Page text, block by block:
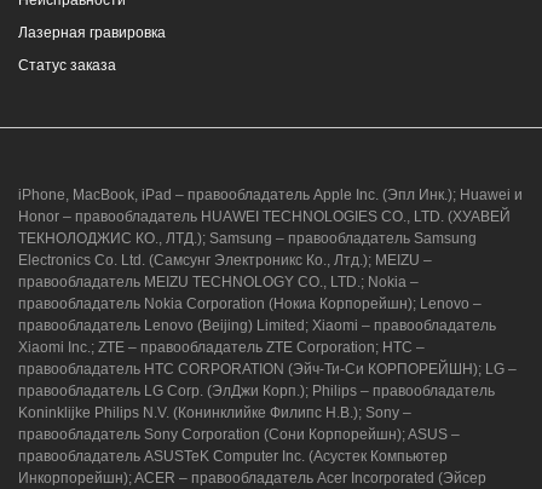
г. Новороссийск, ул. Героев Десантников,
г. Новороссийск, ул. Героев Десантников,
2/3
8 (964) 914-44-74(с 9:00 до 20:00)
Лазерная гравировка
Статус заказа
iPhone, MacBook, iPad – правообладатель Apple Inc. (Эпл Инк.); Huawei и
Honor – правообладатель HUAWEI TECHNOLOGIES CO., LTD. (ХУАВЕЙ
ТЕКНОЛОДЖИС КО., ЛТД.); Samsung – правообладатель Samsung
Electronics Co. Ltd. (Самсунг Электроникс Ко., Лтд.); MEIZU –
правообладатель MEIZU TECHNOLOGY CO., LTD.; Nokia –
правообладатель Nokia Corporation (Нокиа Корпорейшн); Lenovo –
правообладатель Lenovo (Beijing) Limited; Xiaomi – правообладатель
Xiaomi Inc.; ZTE – правообладатель ZTE Corporation; HTC –
правообладатель HTC CORPORATION (Эйч-Ти-Си КОРПОРЕЙШН); LG –
правообладатель LG Corp. (ЭлДжи Корп.); Philips – правообладатель
Koninklijke Philips N.V. (Конинклийке Филипс Н.В.); Sony –
правообладатель Sony Corporation (Сони Корпорейшн); ASUS –
правообладатель ASUSTeK Computer Inc. (Асустек Компьютер
Инкорпорейшн); ACER – правообладатель Acer Incorporated (Эйсер